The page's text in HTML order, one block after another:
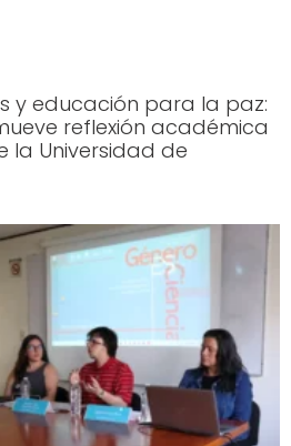
y educación para la paz:
reflexión académica
la Universidad de